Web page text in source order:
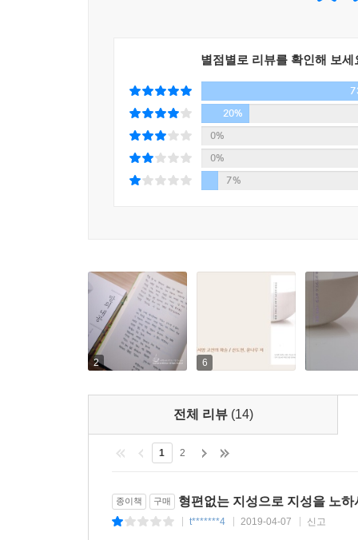
말할 때에도 공백에 주목해야 새롭다. 예컨대, 칭
것이다. 그럴 때 상대는 색다름을 느끼고 호감을
백의 부분 즉 애써 외면해 왔던 문제점을 드러내
5단계 [경청을 실현하는 법]
듣기가 말하기를 이기며, 화자가 아닌 청자가 마
게 인정하는 편이 낫다. 그래야 우리는 진정 타인에
역설적이게도 오해를 인정하는 데에서 경청은
피다. 거듭 말하지만 경청은 그저 듣기가 아니다.
말의 진의는 말의 행간을 파악해야 알 수 있다. 그
를 알아야 한다. 이렇듯 말의 행간을 본다는 것은
희가 말한 말 너머까지 듣는 경청법이다. -108쪽
6단계 [잘 묻고 대답하려면]
모든 학문은 둘 중 하나만 잘해도 의의를 갖는다.
생각하지만, 꼭 그렇지는 않다. 좋은 문제 제기만
저자들은 말 공부법을 8단계로 제시한다. 1단
한다고 조언한다. 2단계 [관점 바꾸기]에서는 말
세상이 달라지고, 그 세상이 달라질 때 객관적인
3단계 [말이 깊어지려면]에서는 ‘지성’에 관해
5단계 [경청을 실현하는 법]에서는 ‘경청’에 주
바탕 위에 비로소 나의 좋은 말을 세울 수 있다
있는 사람들이 질문을 ‘독점’하는 현실을 비판
질문이란 곧 변화의 씨앗이고 소통을 현존시키기
법칙에서 다양한 화술이 뻗어 나온다. 8단계 [
필요는 없으며, 지켜야 할 말과 버려야 할 말을
말로부터 자유로워질 수 있다는 것이다. 마지
별점별로 리뷰를 확인해 보세
20%
0%
0%
7%
2 6
전체 리뷰 (14)
1 2
종이책 구매 형편없는 지성으로 지성을 노
t*******4 2019-04-07 신고